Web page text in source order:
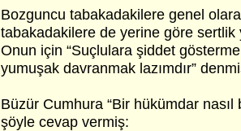
Bozguncu tabakadakilere genel
tabakadakilere de yerine göre sertlik
Onun için “Suçlulara şiddet
yumuşak davranmak lazımdır”
Büzür Cumhura “Bir hükümdar nasıl
şöyle cevap vermiş: